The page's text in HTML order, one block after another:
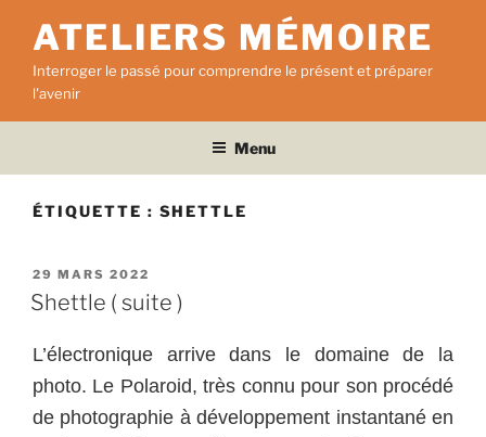
contenu
principal
ATELIERS MÉMOIRE
Interroger le passé pour comprendre le présent et préparer
l'avenir
Menu
ÉTIQUETTE : SHETTLE
PUBLIÉ
LE
29 MARS 2022
Shettle ( suite )
L’électronique arrive dans le domaine de la
photo. Le Polaroid, très connu pour son procédé
de photographie à développement instantané en